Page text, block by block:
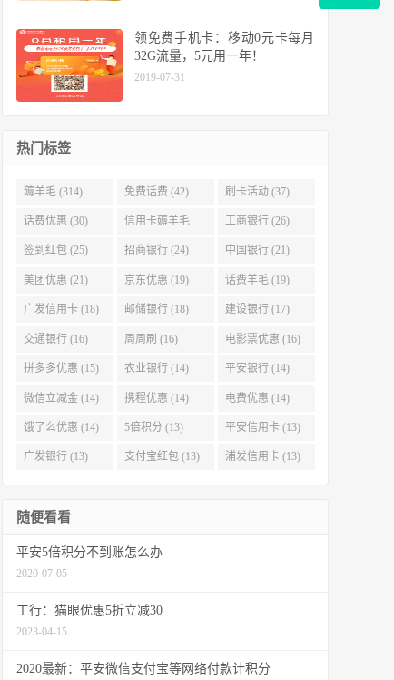
领免费手机卡：移动0元卡每月
32G流量，5元用一年！
2019-07-31
热门标签
薅羊毛 (314) 免费话费 (42) 刷卡活动 (37)
话费优惠 (30) 信用卡薅羊毛
(29)
工商银行 (26)
签到红包 (25) 招商银行 (24) 中国银行 (21)
美团优惠 (21) 京东优惠 (19) 话费羊毛 (19)
广发信用卡 (18) 邮储银行 (18) 建设银行 (17)
交通银行 (16) 周周刷 (16) 电影票优惠 (16)
拼多多优惠 (15) 农业银行 (14) 平安银行 (14)
微信立减金 (14) 携程优惠 (14) 电费优惠 (14)
饿了么优惠 (14) 5倍积分 (13) 平安信用卡 (13)
广发银行 (13) 支付宝红包 (13) 浦发信用卡 (13)
随便看看
平安5倍积分不到账怎么办
2020-07-05
工行：猫眼优惠5折立减30
2023-04-15
2020最新：平安微信支付宝等网络付款计积分